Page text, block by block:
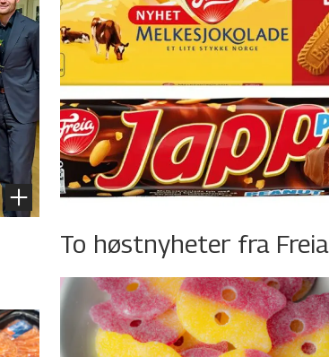
To høstnyheter fra Freia